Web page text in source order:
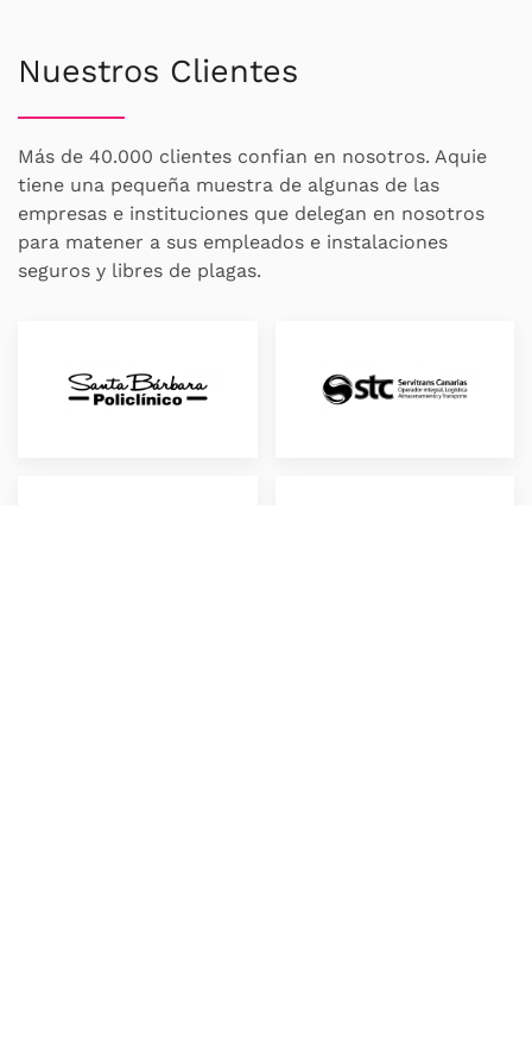
Nuestros Clientes
Más de 40.000 clientes confian en nosotros. Aquie
tiene una pequeña muestra de algunas de las
empresas e instituciones que delegan en nosotros
para matener a sus empleados e instalaciones
seguros y libres de plagas.